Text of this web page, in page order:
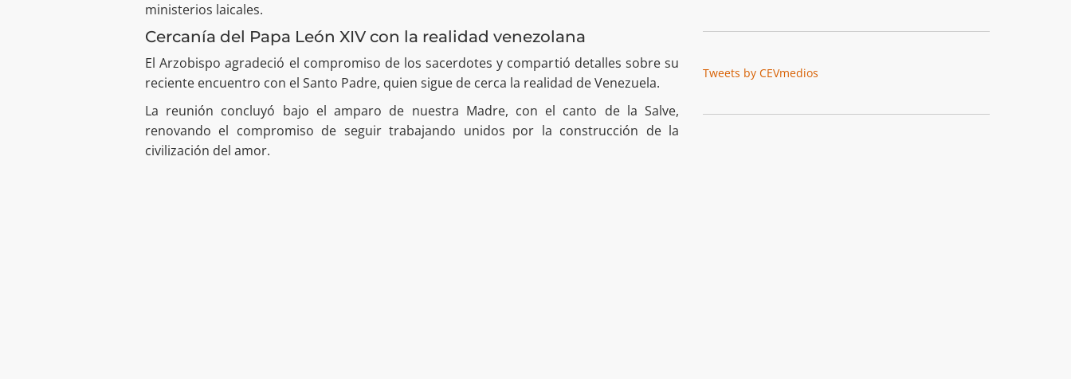
ministerios laicales.
Cercanía del Papa León XIV con la realidad venezolana
El Arzobispo agradeció el compromiso de los sacerdotes y compartió detalles sobre su
reciente encuentro con el Santo Padre, quien sigue de cerca la realidad de Venezuela.
La reunión concluyó bajo el amparo de nuestra Madre, con el canto de la Salve,
renovando el compromiso de seguir trabajando unidos por la construcción de la
civilización del amor.
Tweets by CEVmedios